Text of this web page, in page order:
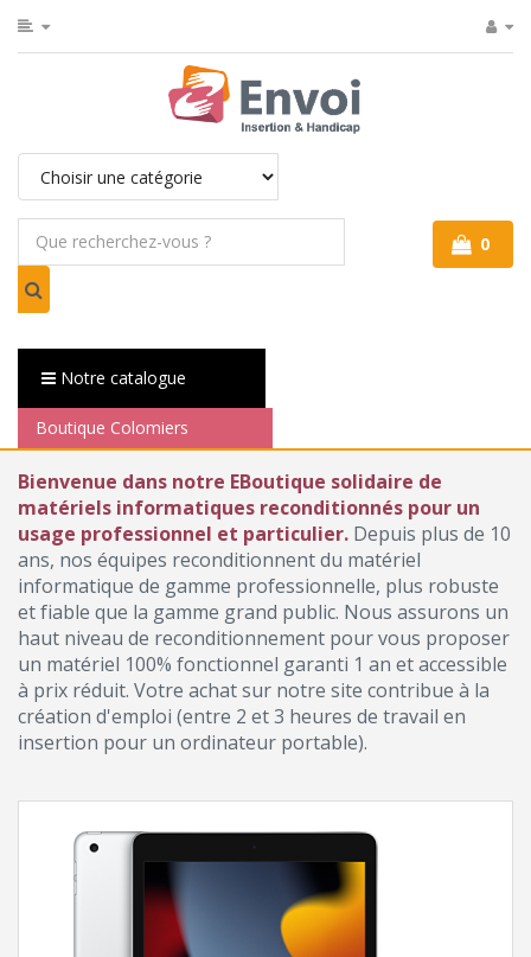
0
Notre catalogue
Boutique Colomiers
Bienvenue dans notre EBoutique solidaire de
matériels informatiques reconditionnés pour un
usage professionnel et particulier. Depuis plus de 10
ans, nos équipes reconditionnent du matériel
informatique de gamme professionnelle, plus robuste
et fiable que la gamme grand public. Nous assurons un
haut niveau de reconditionnement pour vous proposer
un matériel 100% fonctionnel garanti 1 an et accessible
à prix réduit. Votre achat sur notre site contribue à la
création d'emploi (entre 2 et 3 heures de travail en
insertion pour un ordinateur portable).